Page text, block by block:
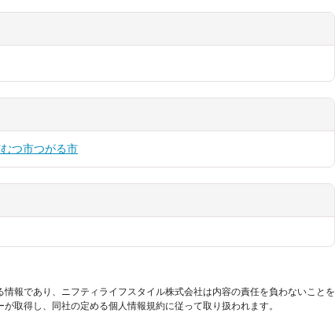
むつ市つがる市
報であり、ニフティライフスタイル株式会社は内容の責任を負わないことを
取得し、同社の定める個人情報規約に従って取り扱われます。